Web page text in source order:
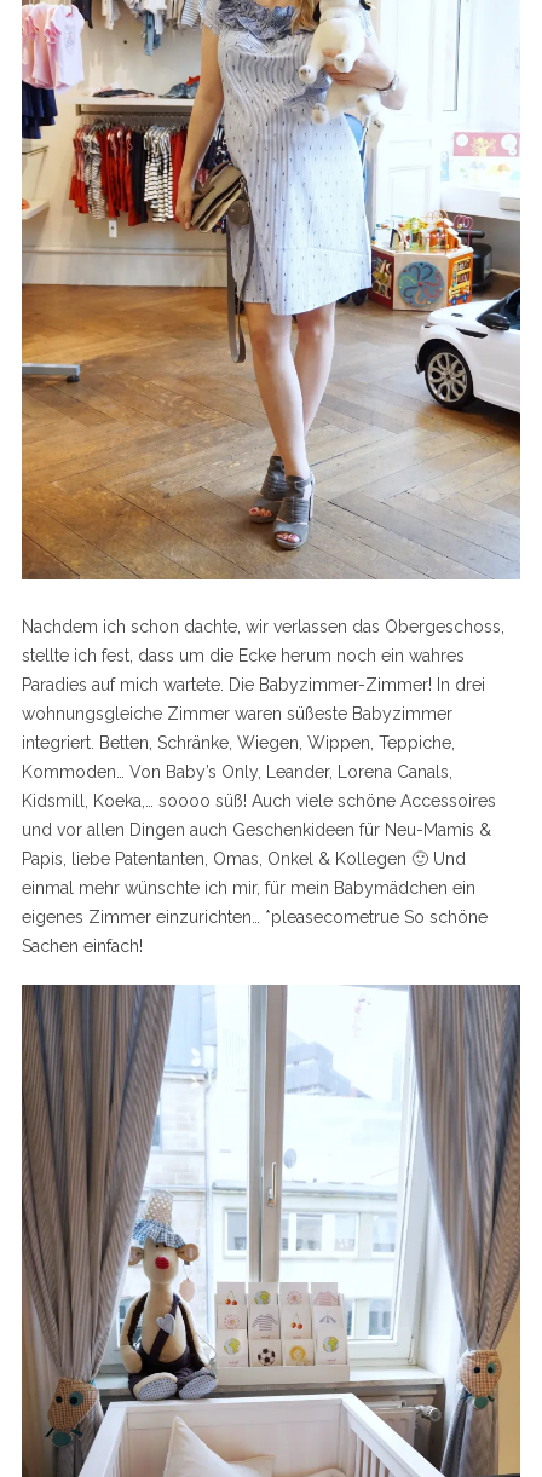
Nachdem ich schon dachte, wir verlassen das Obergeschoss,
stellte ich fest, dass um die Ecke herum noch ein wahres
Paradies auf mich wartete. Die Babyzimmer-Zimmer! In drei
wohnungsgleiche Zimmer waren süßeste Babyzimmer
integriert. Betten, Schränke, Wiegen, Wippen, Teppiche,
Kommoden… Von Baby’s Only, Leander, Lorena Canals,
Kidsmill, Koeka,… soooo süß! Auch viele schöne Accessoires
und vor allen Dingen auch Geschenkideen für Neu-Mamis &
Papis, liebe Patentanten, Omas, Onkel & Kollegen 🙂 Und
einmal mehr wünschte ich mir, für mein Babymädchen ein
eigenes Zimmer einzurichten… *pleasecometrue So schöne
Sachen einfach!
S
e
r
c
h
r